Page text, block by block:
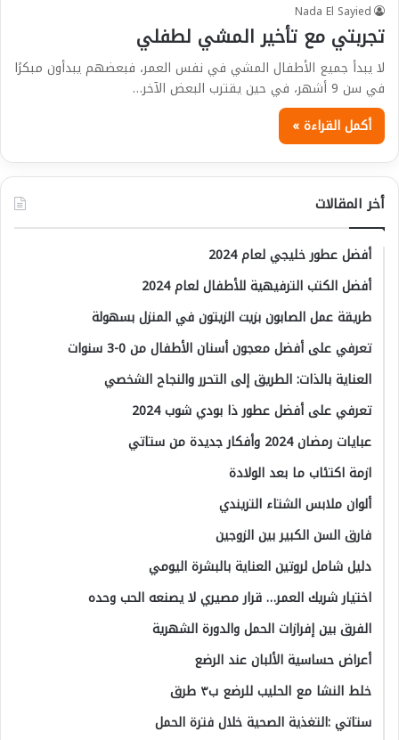
Nada El Sayied
تجربتي مع تأخير المشي لطفلي
لا يبدأ جميع الأطفال المشي في نفس العمر، فبعضهم يبدأون مبكرًا
في سن 9 أشهر، في حين يقترب البعض الآخر…
أكمل القراءة »
أخر المقالات
أفضل عطور خليجي لعام 2024
أفضل الكتب الترفيهية للأطفال لعام 2024
طريقة عمل الصابون بزيت الزيتون في المنزل بسهولة
تعرفي على أفضل معجون أسنان الأطفال من 0-3 سنوات
العناية بالذات: الطريق إلى التحرر والنجاح الشخصي
تعرفي على أفضل عطور ذا بودي شوب 2024
عبايات رمضان 2024 وأفكار جديدة من ستاتي
ازمة اكتئاب ما بعد الولادة
ألوان ملابس الشتاء التريندي
فارق السن الكبير بين الزوجين
دليل شامل لروتين العناية بالبشرة اليومي
اختيار شريك العمر… قرار مصيري لا يصنعه الحب وحده
الفرق بين إفرازات الحمل والدورة الشهرية
أعراض حساسية الألبان عند الرضع
خلط النشا مع الحليب للرضع ب٣ طرق
ستاتي :التغذية الصحية خلال فترة الحمل